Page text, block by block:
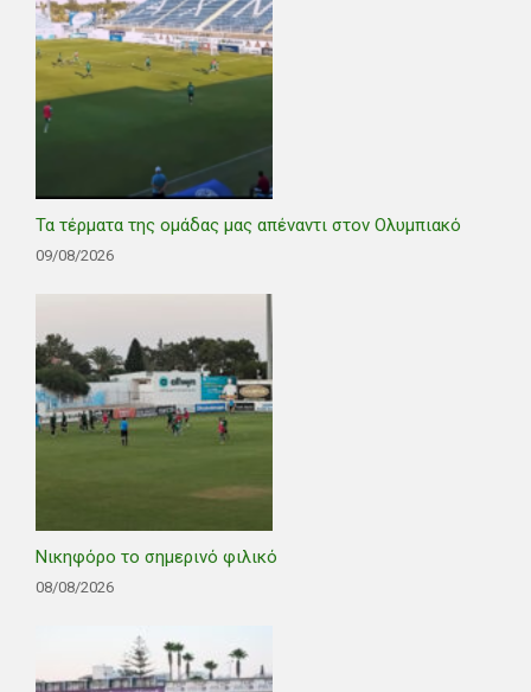
Τα τέρματα της ομάδας μας απέναντι στον Ολυμπιακό
09/08/2026
Νικηφόρο το σημερινό φιλικό
08/08/2026